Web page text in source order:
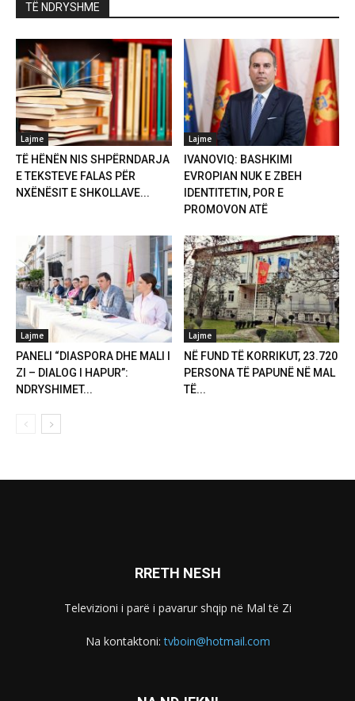
TË NDRYSHME
Lajme
TË HËNËN NIS SHPËRNDARJA
E TEKSTEVE FALAS PËR
NXËNËSIT E SHKOLLAVE...
Lajme
IVANOVIQ: BASHKIMI
EVROPIAN NUK E ZBEH
IDENTITETIN, POR E
PROMOVON ATË
Lajme
PANELI “DIASPORA DHE MALI I
ZI – DIALOG I HAPUR”:
NDRYSHIMET...
Lajme
NË FUND TË KORRIKUT, 23.720
PERSONA TË PAPUNË NË MAL
TË...
RRETH NESH
Televizioni i parë i pavarur shqip në Mal të Zi
Na kontaktoni:tvboin@hotmail.com